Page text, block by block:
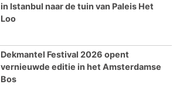
in Istanbul naar de tuin van Paleis Het
Loo
Dekmantel Festival 2026 opent
vernieuwde editie in het Amsterdamse
Bos